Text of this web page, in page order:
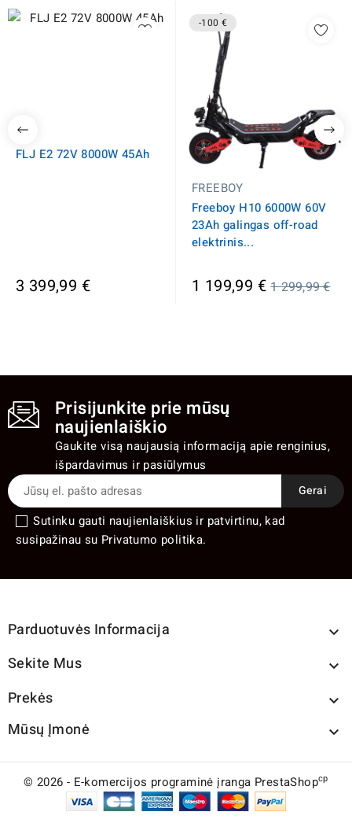
FLJ
FLJ E2 72V 8000W 45Ah
3 399,99 €
-100 €
FREEBOY
Freeboy H10 6000W 60V
23Ah galingas off-road
elektrinis...
1 199,99 €Įprasta
1 299,99 €
Prisijunkite prie mūsų
naujienlaiškio
Gaukite visą naujausią informaciją apie renginius,
išpardavimus ir pasiūlymus
Sutinku gauti naujienlaiškius ir patvirtinu, kad
susipažinau su Privatumo politika.
Parduotuvės Informacija 
Sekite Mus 
Prekės 
Mūsų Įmonė 
© 2026 - E-komercijos programinė įranga PrestaShopcp